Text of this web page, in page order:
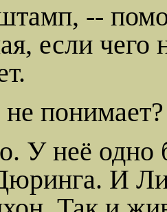
--
если чего
понимает?
У неё одно
. И